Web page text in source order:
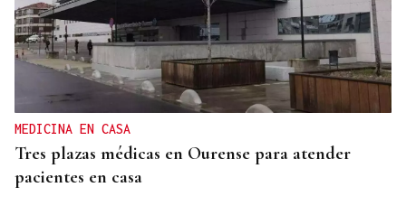
MEDICINA EN CASA
Tres plazas médicas en Ourense para atender
pacientes en casa